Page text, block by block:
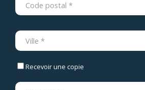
Recevoir une copie